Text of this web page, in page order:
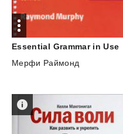
Essential Grammar in Use
Мерфи Раймонд